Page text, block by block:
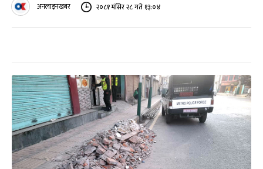
अनलाइनखबर २०८१ मंसिर २८ गते १३:०४